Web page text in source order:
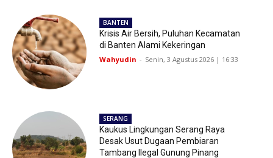
BANTEN
Krisis Air Bersih, Puluhan Kecamatan
di Banten Alami Kekeringan
Wahyudin - Senin, 3 Agustus 2026 | 16:33
SERANG
Kaukus Lingkungan Serang Raya
Desak Usut Dugaan Pembiaran
Tambang Ilegal Gunung Pinang